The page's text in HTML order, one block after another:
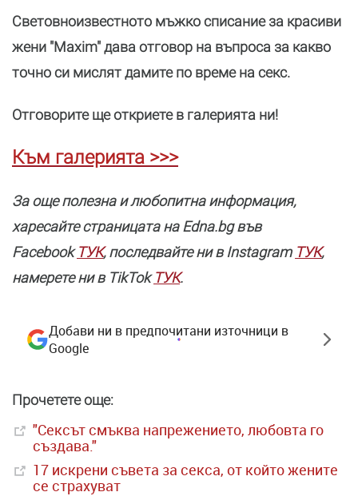
Световноизвестното мъжко списание за красиви
жени "Maxim" дава отговор на въпроса за какво
точно си мислят дамите по време на секс.
Отговорите ще откриете в галерията ни!
Към галерията >>>
За още полезнa и любопитна информация,
харесайте страницата нa Edna.bg във
FacebookТУК, последвайте ни в Instagram ТУК,
намерете ни в TikTokТУК.
Добави ни в предпочитани източници в
Google
Прочетете още:
"Сексът смъква напрежението, любовта го
създава."
17 искрени съвета за секса, от който жените
се страхуват